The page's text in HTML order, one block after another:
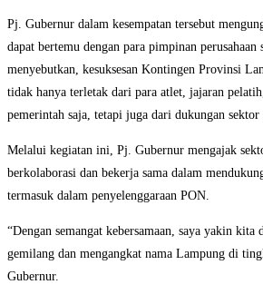
Pj. Gubernur dalam kesempatan tersebut
dapat bertemu dengan para pimpinan
menyebutkan, kesuksesan Kontingen Provinsi
tidak hanya terletak dari para atlet, jajaran
pemerintah saja, tetapi juga dari dukungan sektor
Melalui kegiatan ini, Pj. Gubernur mengajak
berkolaborasi dan bekerja sama dalam
termasuk dalam penyelenggaraan PON.
“Dengan semangat kebersamaan, saya yakin kita
gemilang dan mengangkat nama Lampung di
Gubernur.